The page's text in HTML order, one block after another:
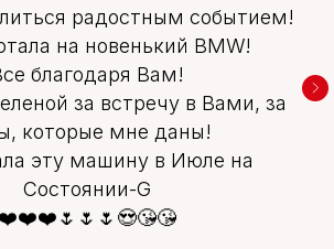
радостным событием!
на новенький BMW!
благодаря Вам!
за встречу в Вами, за
которые мне даны!
эту машину в Июле на
Состоянии-G
❤️❤️❤️🌷🌷🌷😍😘😘